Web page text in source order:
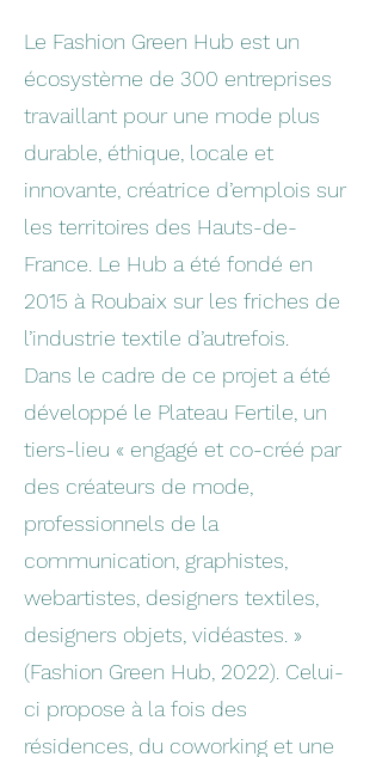
Le Fashion Green Hub est un
écosystème de 300 entreprises
travaillant pour une mode plus
durable, éthique, locale et
innovante, créatrice d’emplois sur
les territoires des Hauts-de-
France. Le Hub a été fondé en
2015 à Roubaix sur les friches de
l’industrie textile d’autrefois.
Dans le cadre de ce projet a été
développé le Plateau Fertile, un
tiers-lieu « engagé et co-créé par
des créateurs de mode,
professionnels de la
communication, graphistes,
webartistes, designers textiles,
designers objets, vidéastes. »
(Fashion Green Hub, 2022). Celui-
ci propose à la fois des
résidences, du coworking et une